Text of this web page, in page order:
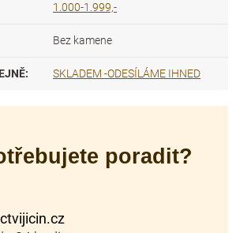
1.000-1.999,-
Bez kamene
: SKLADEM -ODESÍLÁME IHNED
poradit?